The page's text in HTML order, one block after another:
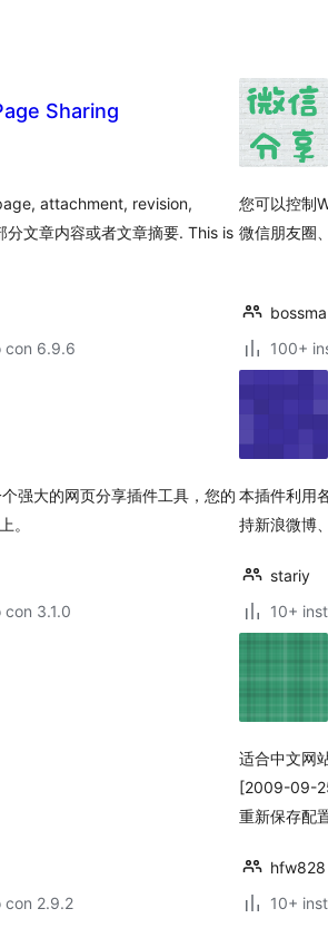
Sharing
attachment, revision,
分文章内容或者文章摘要. This is
con 6.9.6
您可以控制
微信朋友圈
bossma
100+
强大的网页分享插件工具，您的
。
con 3.1.0
本插件利用
持新浪微博
stariy
10+
con 2.9.2
适合中文网
[2009-09-
重新保存配置
hfw828
10+